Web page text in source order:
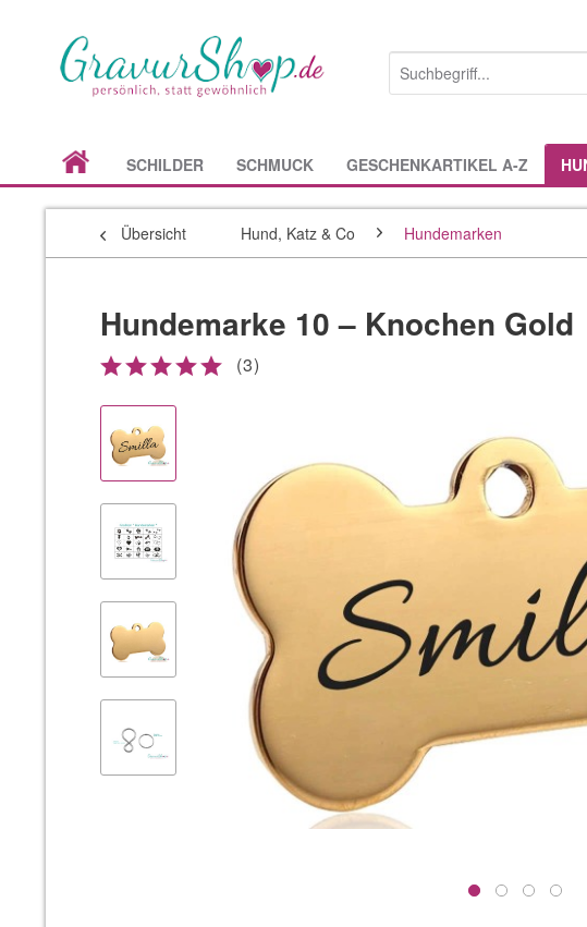
SCHILDER SCHMUCK GESCHENKARTIKEL A-Z
Übersicht Hund, Katz & Co Hundemarken
Hundemarke 10 – Knochen Gold
(3)